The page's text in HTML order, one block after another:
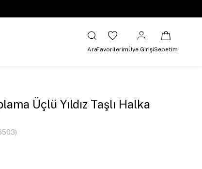
AraFavorilerimÜye GirişiSepetim
Üçlü Yıldız Taşlı Halka